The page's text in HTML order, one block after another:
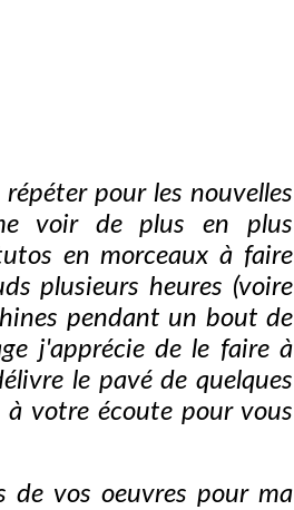
pour les nouvelles
voir de plus en plus
en morceaux à faire
plusieurs heures (voire
pendant un bout de
j'apprécie de le faire à
le pavé de quelques
votre écoute pour vous
de vos oeuvres pour ma